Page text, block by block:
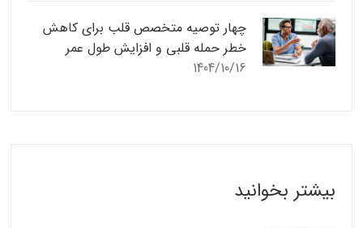
چهار توصیه متخصص قلب برای کاهش
خطر حمله قلبی و افزایش طول عمر
1404/10/16
بیشتر بخوانید